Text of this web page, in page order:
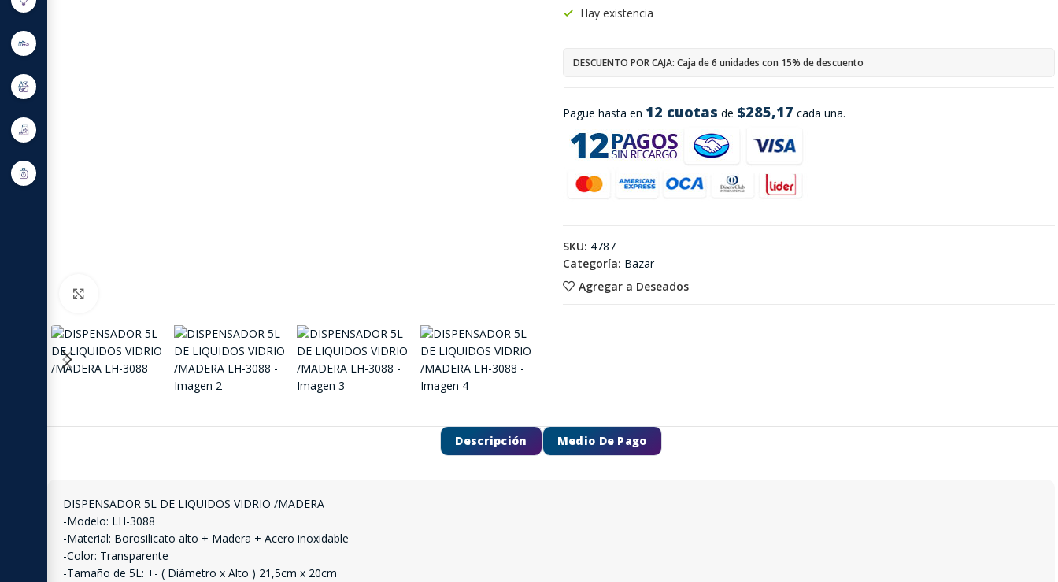
Pague hasta en 12 cuotas de $285,17 cada una.
Hay existencia
DESCUENTO POR CAJA: Caja de 6 unidades con 15% de descuento
Agregar a Deseados
SKU: 4787
Categoría: Bazar
Descripción Medio De Pago
DISPENSADOR 5L DE LIQUIDOS VIDRIO /MADERA
-Modelo: LH-3088
-Material: Borosilicato alto + Madera + Acero inoxidable
-Color: Transparente
-Tamaño de 5L: +- ( Diámetro x Alto ) 21,5cm x 20cm